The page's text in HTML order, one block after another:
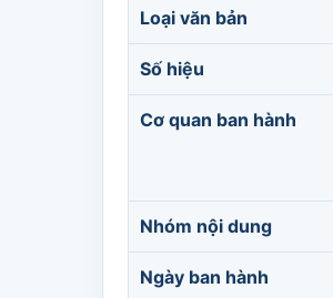
Loại văn bản
Số hiệu
Cơ quan ban hành
Nhóm nội dung
Ngày ban hành